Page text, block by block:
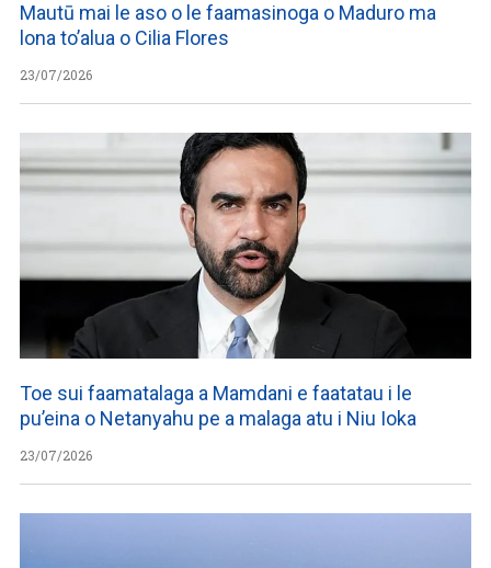
Mautū mai le aso o le faamasinoga o Maduro ma
lona to’alua o Cilia Flores
23/07/2026
Toe sui faamatalaga a Mamdani e faatatau i le
pu’eina o Netanyahu pe a malaga atu i Niu Ioka
23/07/2026